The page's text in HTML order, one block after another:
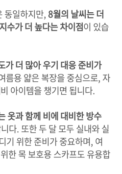
동일하지만,8월의 날씨는 더
수가 더 높다는 차이점이 있습
가 더 많아 우기 대응 준비가
름용 얇은 복장을 중심으로, 자
아이템을 챙기면 됩니다.
옷과 함께 비에 대비한 방수
다. 또한 두 달 모두 실내와 실
기 위한 준비가 중요하며, 여
한 목 보호용 스카프도 유용합